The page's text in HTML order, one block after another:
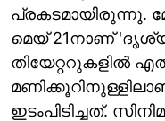
പ്രകടമായിരുന്നു.
മെയ് 21നാണ്
തിയേറ്ററുകളില്‍
ഇടംപിടിച്ചത്.